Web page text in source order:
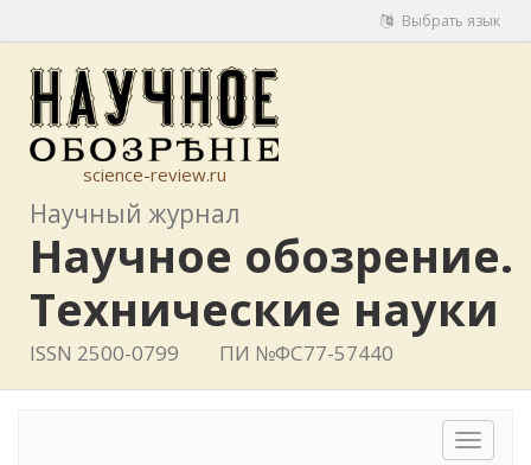
Выбрать язык
science-review.ru
Научный журнал
Научное обозрение.
Технические науки
ISSN 2500-0799 ПИ №ФС77-57440
Toggle